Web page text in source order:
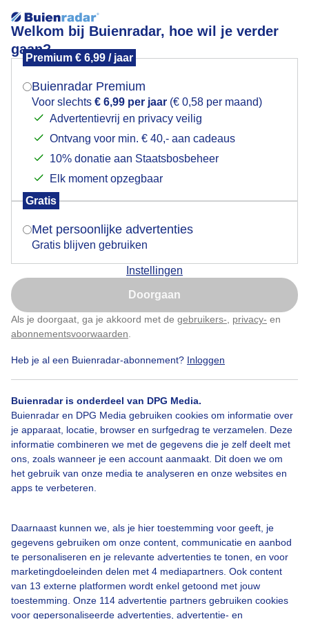
Welkom bij Buienradar, hoe wil je verder
gaan?
Premium € 6,99 / jaar
Buienradar Premium
Voor slechts € 6,99 per jaar (€ 0,58 per maand)
Advertentievrij en privacy veilig
Ontvang voor min. € 40,- aan cadeaus
10% donatie aan Staatsbosbeheer
Elk moment opzegbaar
Gratis
Met persoonlijke advertenties
Gratis blijven gebruiken
Instellingen
Doorgaan
Als je doorgaat, ga je akkoord met de gebruikers- privacy- en
abonnementsvoorwaarden
Heb je al een Buienradar-abonnement? Inloggen
Buienradar is onderdeel van DPG Media.
Buienradar en DPG Media gebruiken cookies om informatie over
je apparaat, locatie, browser en surfgedrag te verzamelen. Deze
informatie combineren we met de gegevens die je zelf deelt met
ons, zoals wanneer je een account aanmaakt. Dit doen we om
het gebruik van onze media te analyseren en onze websites en
apps te verbeteren.
Daarnaast kunnen we, als je hier toestemming voor geeft, je
gegevens gebruiken om onze content, communicatie en aanbod
te personaliseren en je relevante advertenties te tonen, en voor
marketingdoeleinden delen met 4 mediapartners. Ook content
van 13 externe platformen wordt enkel getoond met jouw
toestemming. Onze 114 advertentie partners gebruiken cookies
voor gepersonaliseerde advertenties, advertentie- en
doorkijkje
Een moment geduld aub...
Populaire categorieën
Lente
Zomer
Over Buienradar
Bedrijfsgegevens
Veelgestelde vragen
Contact
Toegankelijkheid
Buienradar Team
Privacy beleid
Cookie beleid
Privacy instellingen
Mogen we je locatie gebruiken voor het
Indien je hier nog geen akkoord op hebt gegeven,
verschijnt er zo een pop-up uit je browser waarin
Is goed, toon de popup
Nu niet, misschien later
Klik hierom dit aan te passen